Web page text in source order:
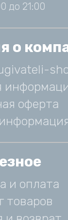
до 21:00
о
оферта
и оплата
товаров